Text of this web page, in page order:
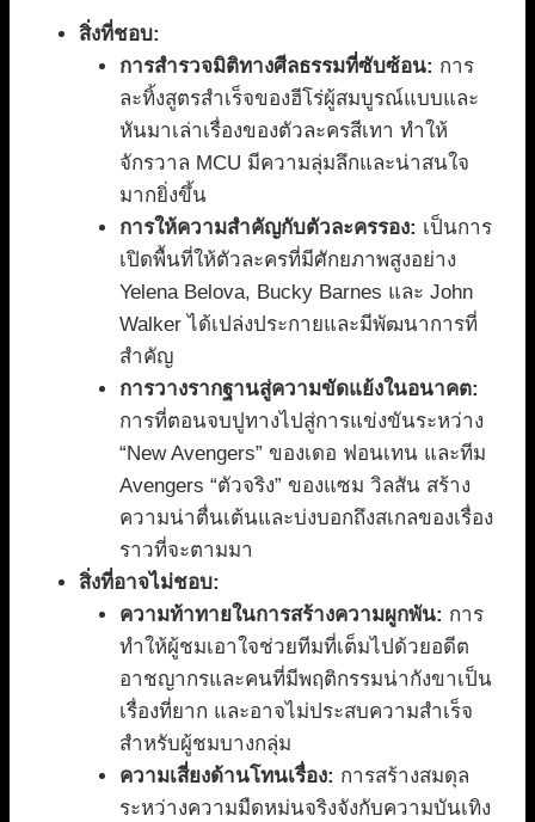
สิ่งที่ชอบ:
การสำรวจมิติทางศีลธรรมที่ซับซ้อน: การ
ละทิ้งสูตรสำเร็จของฮีโร่ผู้สมบูรณ์แบบและ
หันมาเล่าเรื่องของตัวละครสีเทา ทำให้
จักรวาล MCU มีความลุ่มลึกและน่าสนใจ
มากยิ่งขึ้น
การให้ความสำคัญกับตัวละครรอง: เป็นการ
เปิดพื้นที่ให้ตัวละครที่มีศักยภาพสูงอย่าง
Yelena Belova, Bucky Barnes และ John
Walker ได้เปล่งประกายและมีพัฒนาการที่
สำคัญ
การวางรากฐานสู่ความขัดแย้งในอนาคต:
การที่ตอนจบปูทางไปสู่การแข่งขันระหว่าง
“New Avengers” ของเดอ ฟอนเทน และทีม
Avengers “ตัวจริง” ของแซม วิลสัน สร้าง
ความน่าตื่นเต้นและบ่งบอกถึงสเกลของเรื่อง
ราวที่จะตามมา
สิ่งที่อาจไม่ชอบ:
ความท้าทายในการสร้างความผูกพัน: การ
ทำให้ผู้ชมเอาใจช่วยทีมที่เต็มไปด้วยอดีต
อาชญากรและคนที่มีพฤติกรรมน่ากังขาเป็น
เรื่องที่ยาก และอาจไม่ประสบความสำเร็จ
สำหรับผู้ชมบางกลุ่ม
ความเสี่ยงด้านโทนเรื่อง: การสร้างสมดุล
ระหว่างความมืดหม่นจริงจังกับความบันเทิง